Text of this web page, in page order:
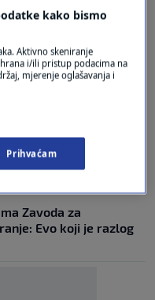
povlaštenih mirovina:
piramide i nedostižne
tko ima pravo na nju
Zavoda za
Evo koji je razlog
kako bismo
Aktivno skeniranje
i/ili pristup podacima na
mjerenje oglašavanja i
Prihvaćam